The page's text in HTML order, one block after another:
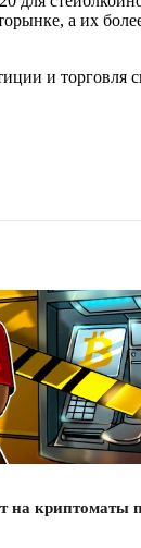
а их
и торговля
на криптоматы